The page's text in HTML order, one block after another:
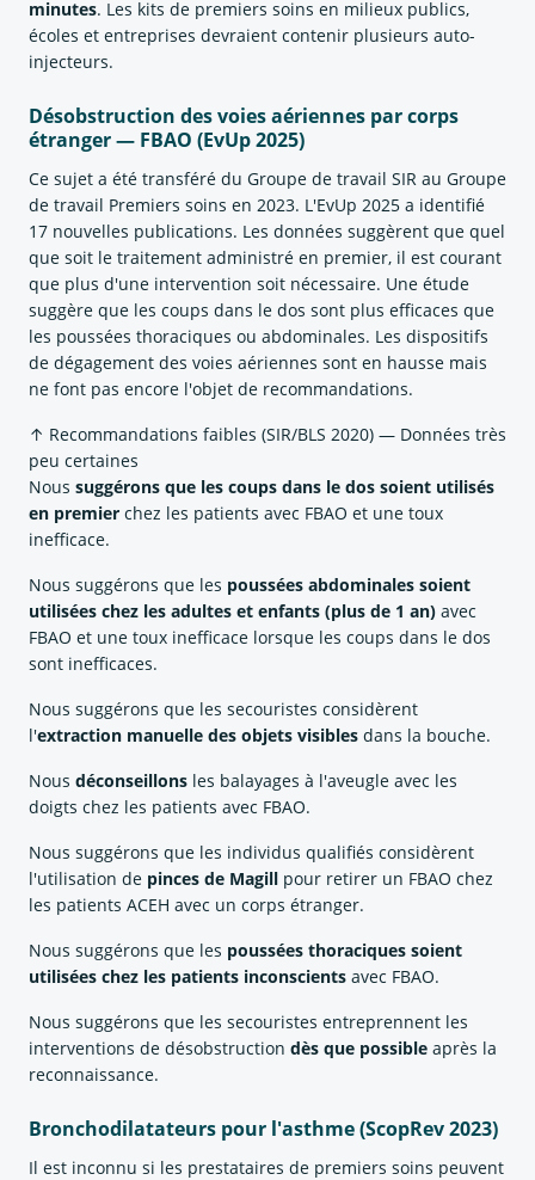
minutes. Les kits de premiers soins en milieux publics,
écoles et entreprises devraient contenir plusieurs auto-
injecteurs.
Désobstruction des voies aériennes par corps
étranger — FBAO (EvUp 2025)
Ce sujet a été transféré du Groupe de travail SIR au Groupe
de travail Premiers soins en 2023. L'EvUp 2025 a identifié
17 nouvelles publications. Les données suggèrent que quel
que soit le traitement administré en premier, il est courant
que plus d'une intervention soit nécessaire. Une étude
suggère que les coups dans le dos sont plus efficaces que
les poussées thoraciques ou abdominales. Les dispositifs
de dégagement des voies aériennes sont en hausse mais
ne font pas encore l'objet de recommandations.
↑ Recommandations faibles (SIR/BLS 2020) — Données très
peu certaines
Nous suggérons que les coups dans le dos soient utilisés
en premier chez les patients avec FBAO et une toux
inefficace.
Nous suggérons que les poussées abdominales soient
utilisées chez les adultes et enfants (plus de 1 an) avec
FBAO et une toux inefficace lorsque les coups dans le dos
sont inefficaces.
Nous suggérons que les secouristes considèrent
l'extraction manuelle des objets visibles dans la bouche.
Nous déconseillons les balayages à l'aveugle avec les
doigts chez les patients avec FBAO.
Nous suggérons que les individus qualifiés considèrent
l'utilisation de pinces de Magill pour retirer un FBAO chez
les patients ACEH avec un corps étranger.
Nous suggérons que les poussées thoraciques soient
utilisées chez les patients inconscients avec FBAO.
Nous suggérons que les secouristes entreprennent les
interventions de désobstruction dès que possible après la
reconnaissance.
Bronchodilatateurs pour l'asthme (ScopRev 2023)
Il est inconnu si les prestataires de premiers soins peuvent